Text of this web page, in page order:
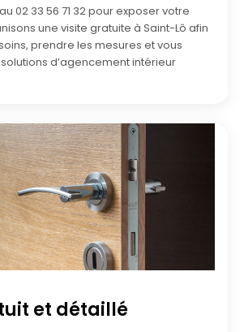
02 33 56 71 32 pour exposer votre
une visite gratuite à Saint-Lô afin
prendre les mesures et vous
d’agencement intérieur
et détaillé